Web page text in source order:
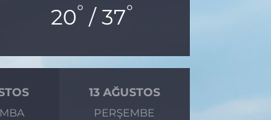
20°/ 37°
13 AĞUSTOS
PERŞEMBE